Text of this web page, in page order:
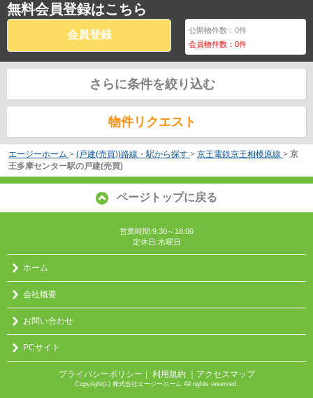
無料会員登録はこちら
会員登録 公開物件数：0件
会員物件数：0件
さらに条件を絞り込む
物件リクエスト
エージーホーム > (戸建(売買))路線・駅から探す > 京王電鉄京王相模原線 > 京
王多摩センター駅の戸建(売買)
ページトップに戻る
営業時間:9:30～18:00
定休日:水曜日
ホーム
会社概要
お問い合わせ
PCサイト
プライバシーポリシー ｜ 利用規約 ｜アクセスマップ
Copyright(c) 株式会社エージーホーム All rights reserved.